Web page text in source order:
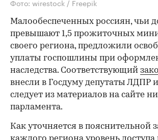
Фото: wirestock / Freepik
Малообеспеченных россиян, чьи
превышают 1,5 прожиточных
своего региона, предложили
уплаты госпошлины при
наследства. Соответствующий
внесли в Госдуму депутаты ЛДПР
следует из материалов на сайте
парламента.
Как уточняется в пояснительной